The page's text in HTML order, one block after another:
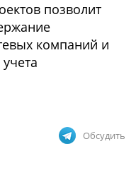
позволит
компаний и
Обсудить